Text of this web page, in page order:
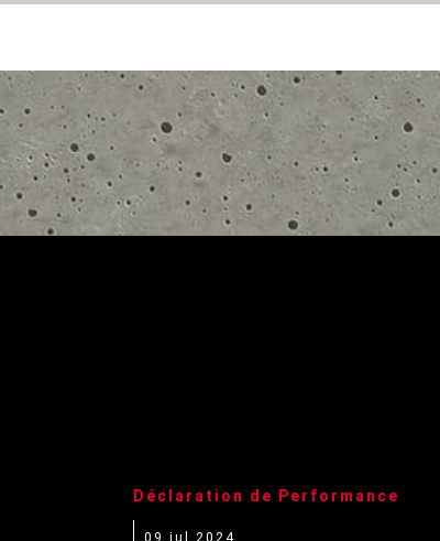
Déclaration de Performance
09 jul 2024